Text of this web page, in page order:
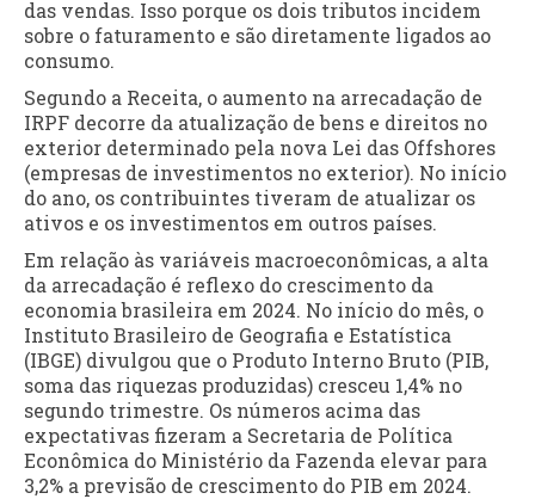
das vendas. Isso porque os dois tributos incidem
sobre o faturamento e são diretamente ligados ao
consumo.
Segundo a Receita, o aumento na arrecadação de
IRPF decorre da atualização de bens e direitos no
exterior determinado pela nova Lei das Offshores
(empresas de investimentos no exterior). No início
do ano, os contribuintes tiveram de atualizar os
ativos e os investimentos em outros países.
Em relação às variáveis macroeconômicas, a alta
da arrecadação é reflexo do crescimento da
economia brasileira em 2024. No início do mês, o
Instituto Brasileiro de Geografia e Estatística
(IBGE) divulgou que o Produto Interno Bruto (PIB,
soma das riquezas produzidas) cresceu 1,4% no
segundo trimestre. Os números acima das
expectativas fizeram a Secretaria de Política
Econômica do Ministério da Fazenda elevar para
3,2% a previsão de crescimento do PIB em 2024.